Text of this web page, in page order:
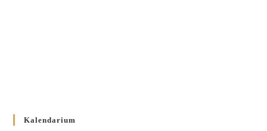
Kalendarium